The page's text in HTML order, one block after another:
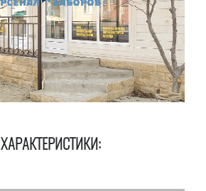
ХАРАКТЕРИСТИКИ: